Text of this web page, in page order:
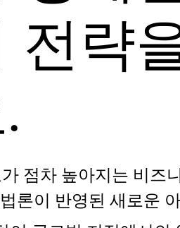
전략
점차 높아지는 비즈
론이 반영된 새로운